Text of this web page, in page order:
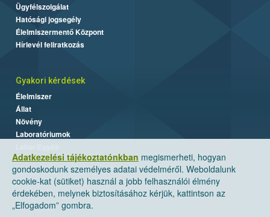
Adatkezelési tájékoztatónkban megismerheti, hogyan
gondoskodunk személyes adatai védelméről. Weboldalunk
cookie-kat (sütiket) használ a jobb felhasználói élmény
érdekében, melynek biztosításához kérjük, kattintson az
„Elfogadom” gombra.
Ügyfélszolgálat
Hatósági jogsegély
Élelmiszermentő Központ
Hírlevél feliratkozás
Gyakori kérdések
Élelmiszer
Állat
Növény
Laboratóriumok